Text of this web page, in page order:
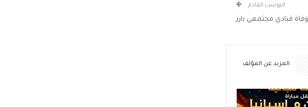
البوست القادم
وفاة قيادي مجتمعي بارز
المزيد عن المؤلف